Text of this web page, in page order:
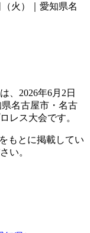
（火）｜愛知県名
、2026年6月2日
県名古屋市・名古
レス大会です。
もとに掲載してい
い。